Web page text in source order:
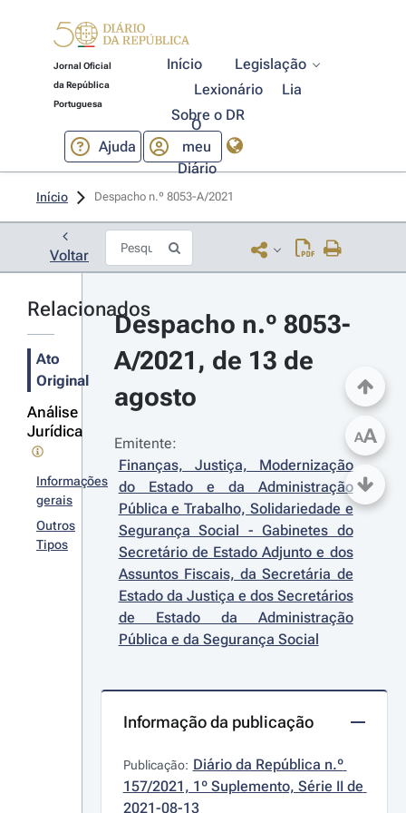
Jornal Oficial
da República
Portuguesa
Início
Legislação
Lexionário
Lia
Sobre o DR
Ajuda
O
meu
Diário
Início Despacho n.º 8053-A/2021
Voltar
Relacionados
Ato
Original
Análise
Jurídica
Informações
gerais
Outros
Tipos
Despacho n.º 8053-
A/2021, de 13 de
agosto
Emitente:
Finanças, Justiça, Modernização
do Estado e da Administração
Pública e Trabalho, Solidariedade e
Segurança Social - Gabinetes do
Secretário de Estado Adjunto e dos
Assuntos Fiscais, da Secretária de
Estado da Justiça e dos Secretários
de Estado da Administração
Pública e da Segurança Social
Informação da publicação
Publicação: Diário da República n.º
157/2021, 1º Suplemento, Série II de
2021-08-13
AA